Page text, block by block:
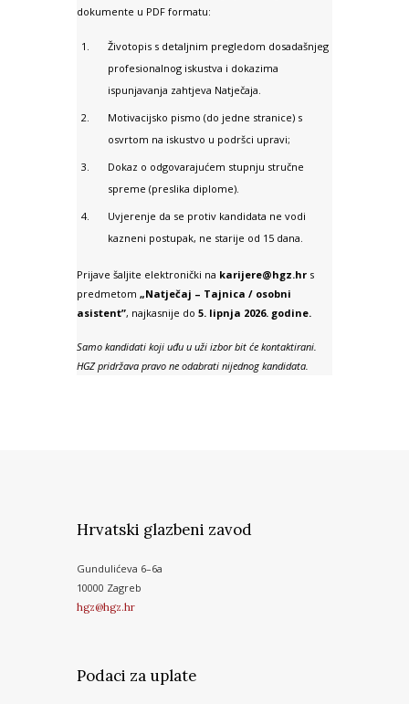
dokumente u PDF formatu:
Životopis s detaljnim pregledom dosadašnjeg
profesionalnog iskustva i dokazima
ispunjavanja zahtjeva Natječaja.
Motivacijsko pismo (do jedne stranice) s
osvrtom na iskustvo u podršci upravi;
Dokaz o odgovarajućem stupnju stručne
spreme (preslika diplome).
Uvjerenje da se protiv kandidata ne vodi
kazneni postupak, ne starije od 15 dana.
Prijave šaljite elektronički na karijere@hgz.hr s
predmetom „Natječaj – Tajnica / osobni
asistent”, najkasnije do 5. lipnja 2026. godine.
Samo kandidati koji uđu u uži izbor bit će kontaktirani.
HGZ pridržava pravo ne odabrati nijednog kandidata.
Hrvatski glazbeni zavod
Gundulićeva 6–6a
10000 Zagreb
hgz@hgz.hr
Podaci za uplate